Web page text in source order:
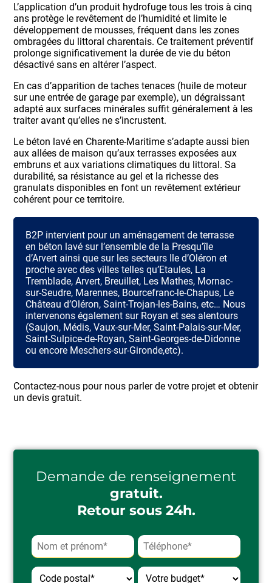
L’application d’un produit hydrofuge tous les trois à cinq
ans protège le revêtement de l’humidité et limite le
développement de mousses, fréquent dans les zones
ombragées du littoral charentais. Ce traitement préventif
prolonge significativement la durée de vie du béton
désactivé sans en altérer l’aspect.
En cas d’apparition de taches tenaces (huile de moteur
sur une entrée de garage par exemple), un dégraissant
adapté aux surfaces minérales suffit généralement à les
traiter avant qu’elles ne s’incrustent.
Le béton lavé en Charente-Maritime s’adapte aussi bien
aux allées de maison qu’aux terrasses exposées aux
embruns et aux variations climatiques du littoral. Sa
durabilité, sa résistance au gel et la richesse des
granulats disponibles en font un revêtement extérieur
cohérent pour ce territoire.
B2P intervient pour un aménagement de terrasse
en béton lavé sur l’ensemble de la Presqu’île
d’Arvert ainsi que sur les secteurs Ile d’Oléron et
proche avec des villes telles qu’Etaules, La
Tremblade, Arvert, Breuillet, Les Mathes, Mornac-
sur-Seudre, Marennes, Bourcefranc-le-Chapus, Le
Château d’Oléron, Saint-Trojan-les-Bains, etc… Nous
intervenons également sur Royan et ses alentours
(Saujon, Médis, Vaux-sur-Mer, Saint-Palais-sur-Mer,
Saint-Sulpice-de-Royan, Saint-Georges-de-Didonne
ou encore Meschers-sur-Gironde,etc).
Contactez-nous pour nous parler de votre projet et obtenir
un devis gratuit.
Demande de renseignement
gratuit.
Retour sous 24h.